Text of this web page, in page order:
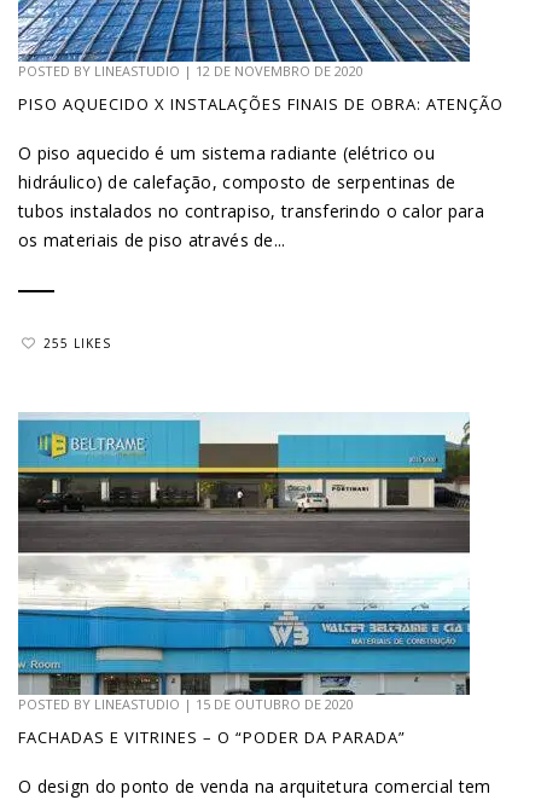
POSTED BY LINEASTUDIO | 12 DE NOVEMBRO DE 2020
PISO AQUECIDO X INSTALAÇÕES FINAIS DE OBRA: ATENÇÃO
O piso aquecido é um sistema radiante (elétrico ou
hidráulico) de calefação, composto de serpentinas de
tubos instalados no contrapiso, transferindo o calor para
os materiais de piso através de...
255 LIKES
POSTED BY LINEASTUDIO | 15 DE OUTUBRO DE 2020
FACHADAS E VITRINES – O “PODER DA PARADA”
O design do ponto de venda na arquitetura comercial tem